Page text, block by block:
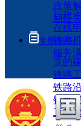
政策
回应
行政
在线
铁路
服务
专题专栏
党的
铁路
铁路
铁路
工程